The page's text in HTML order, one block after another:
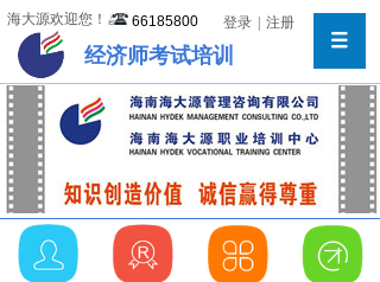
海大源欢迎您！ 66185800 登录 注册
经济师考试培训